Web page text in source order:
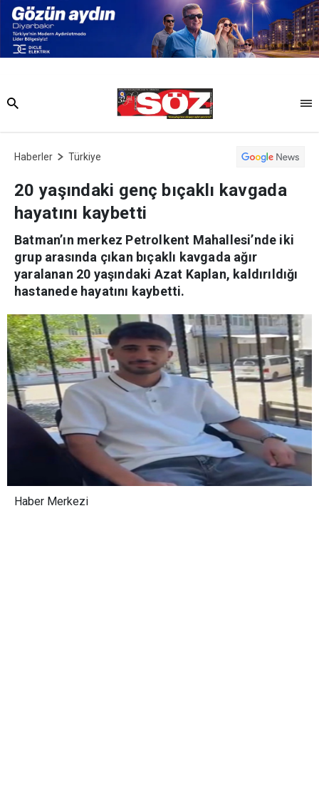
Haberler Türkiye
20 yaşındaki genç bıçaklı kavgada
hayatını kaybetti
Batman’ın merkez Petrolkent Mahallesi’nde iki
grup arasında çıkan bıçaklı kavgada ağır
yaralanan 20 yaşındaki Azat Kaplan, kaldırıldığı
hastanede hayatını kaybetti.
Haber Merkezi